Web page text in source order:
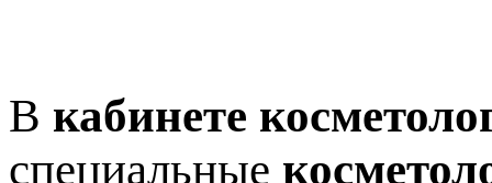
В кабинете
специальные